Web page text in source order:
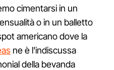
cimentarsi in un
o in un balletto
americano dove la
ne è l'indiscussa
della bevanda